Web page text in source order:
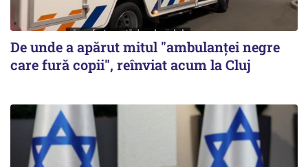
De unde a apărut mitul "ambulanței negre
care fură copii", reînviat acum la Cluj